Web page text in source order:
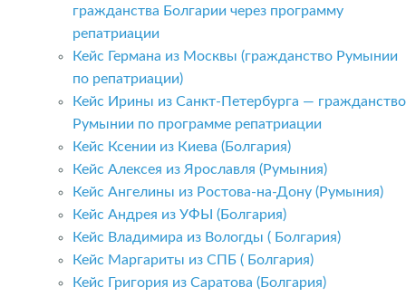
гражданства Болгарии через программу
репатриации
Кейс Германа из Москвы (гражданство Румынии
по репатриации)
Кейс Ирины из Санкт-Петербурга — гражданство
Румынии по программе репатриации
Кейс Ксении из Киева (Болгария)
Кейс Алексея из Ярославля (Румыния)
Кейс Ангелины из Ростова-на-Дону (Румыния)
Кейс Андрея из УФЫ (Болгария)
Кейс Владимира из Вологды ( Болгария)
Кейс Маргариты из СПБ ( Болгария)
Кейс Григория из Саратова (Болгария)